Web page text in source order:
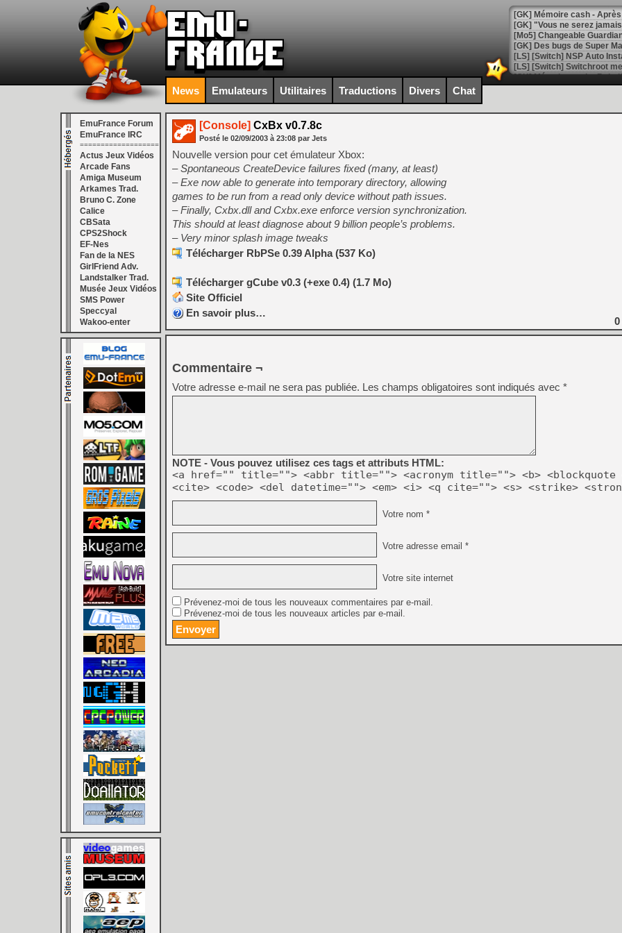
[GK] Mémoire cash -
[GK] "Vous ne serez
[Mo5] Changeable
[GK] Des bugs de Super
[LS] [Switch] NSP Auto
[GK] La saga horrifique
[GK] Le portage de Super
[Mo5] Le jeu de course
[GK] Guillermo del Toro
[GK] Mistfall Hunter : déjà
[GK] Wo Long 2 évolue
[GK] Crossfire : un TPS à
[LS] [PS5] Premiers
[Mo5] DOOM arrive en
[GK] Bethesda fête les 30
[GK] Roblox : l'action en
[GK] Agenda - GeForce
[LS] [PS5] ps5-y2jb-
[GK] Pourquoi Marvel
[GK] Test : Restory : Chill
[GK] GTA 6 : Rockstar
[GK] Hot Wheels Infinite
[GK] Mémoire cash -
[GK] Résultats Nintendo :
[GK] Dans ce jeu de
News Emulateurs Utilitaires Traductions Divers Chat
EmuFrance Forum
EmuFrance IRC
===================
Actus Jeux Vidéos
Arcade Fans
Amiga Museum
Arkames Trad.
Bruno C. Zone
Calice
CBSata
CPS2Shock
EF-Nes
Fan de la NES
GirlFriend Adv.
Landstalker Trad.
Musée Jeux Vidéos
SMS Power
Speccyal
Wakoo-enter
[Console] CxBx v0.7.8c
Posté le 02/09/2003 à 23:08 par Jets
Nouvelle version pour cet émulateur Xbox:
– Spontaneous CreateDevice failures fixed (many, at least)
– Exe now able to generate into temporary directory, allowing
games to be run from a read only device without path issues.
– Finally, Cxbx.dll and Cxbx.exe enforce version synchronization.
This should at least diagnose about 9 billion people’s problems.
– Very minor splash image tweaks
Télécharger RbPSe 0.39 Alpha (537 Ko)
Télécharger gCube v0.3 (+exe 0.4) (1.7 Mo)
Site Officiel
En savoir plus…
0
Commentaire ¬
Votre adresse e-mail ne sera pas publiée. Les champs obligatoires sont indiqués avec *
NOTE - Vous pouvez utilisez ces tags et attributs HTML:
<a href="" title=""> <abbr title=""> <acronym title=""> <b> <blockquote
<cite> <code> <del datetime=""> <em> <i> <q cite=""> <s> <strike>
Votre nom *
Votre adresse email *
Votre site internet
Prévenez-moi de tous les nouveaux commentaires par e-mail.
Prévenez-moi de tous les nouveaux articles par e-mail.